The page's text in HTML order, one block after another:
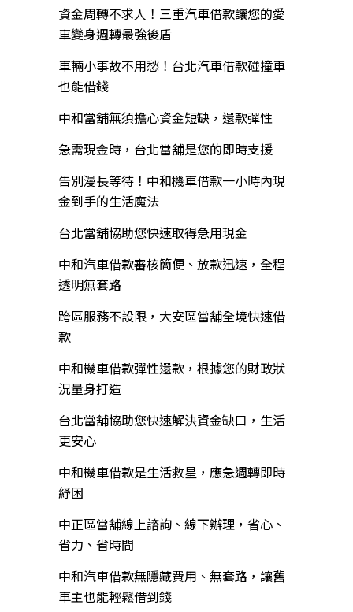
資金周轉不求人！三重汽車借款讓您的愛
車變身週轉最強後盾
車輛小事故不用愁！台北汽車借款碰撞車
也能借錢
中和當舖無須擔心資金短缺，還款彈性
急需現金時，台北當舖是您的即時支援
告別漫長等待！中和機車借款一小時內現
金到手的生活魔法
台北當舖協助您快速取得急用現金
中和汽車借款審核簡便、放款迅速，全程
透明無套路
跨區服務不設限，大安區當舖全境快速借
款
中和機車借款彈性還款，根據您的財政狀
況量身打造
台北當舖協助您快速解決資金缺口，生活
更安心
中和機車借款是生活救星，應急週轉即時
紓困
中正區當舖線上諮詢、線下辦理，省心、
省力、省時間
中和汽車借款無隱藏費用、無套路，讓舊
車主也能輕鬆借到錢